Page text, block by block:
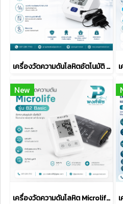
เครื่องวัดความดันโลหิตอัตโนมัติ OMRON รุ่น HEM-7183-C
New
เครื่องวัดความดันโลหิต Microlife B2 Basic